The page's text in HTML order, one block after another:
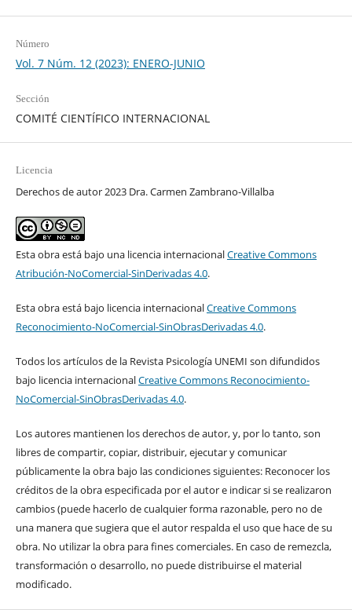
Número
Vol. 7 Núm. 12 (2023): ENERO-JUNIO
Sección
COMITÉ CIENTÍFICO INTERNACIONAL
Licencia
Derechos de autor 2023 Dra. Carmen Zambrano-Villalba
Esta obra está bajo una licencia internacionalCreative Commons
Atribución-NoComercial-SinDerivadas 4.0.
Esta obra está bajo licencia internacionalCreative Commons
Reconocimiento-NoComercial-SinObrasDerivadas 4.0.
Todos los artículos de la Revista Psicología UNEMI son difundidos
bajo licencia internacionalCreative Commons Reconocimiento-
NoComercial-SinObrasDerivadas 4.0.
Los autores mantienen los derechos de autor, y, por lo tanto, son
libres de compartir, copiar, distribuir, ejecutar y comunicar
públicamente la obra bajo las condiciones siguientes: Reconocer los
créditos de la obra especificada por el autor e indicar si se realizaron
cambios (puede hacerlo de cualquier forma razonable, pero no de
una manera que sugiera que el autor respalda el uso que hace de su
obra. No utilizar la obra para fines comerciales. En caso de remezcla,
transformación o desarrollo, no puede distribuirse el material
modificado.